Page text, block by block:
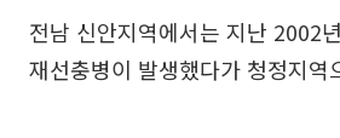
전남 신안지역에서는 지난 2002
재선충병이 발생했다가 청정지역